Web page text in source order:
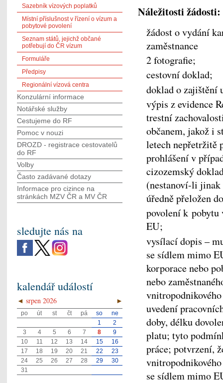
Náležitosti žádosti:
žádost o vydání
zaměstnance
2 fotografie;
cestovní doklad;
doklad o zajištění
výpis z evidence
trestní
občanem, jakož i
letech nepřetržitě
prohlášení v
cizozemský
(nestanoví-li jinak
úředně přeložen
povolení k pobytu
EU;
vysílací dopis –
se sídlem mimo
korporace nebo
nebo
uvedení
doby, délku
platu; tyto
práce; potvrzení,
se sídlem mimo
Sazebník vízových poplatků
Místní příslušnost v řízení o vízum a
pobytové povolení
Seznam států, jejichž občané
potřebují do ČR vízum
Formuláře
Předpisy
Regionální vízová centra
Konzulární informace
Notářské služby
Cestujeme do RF
Pomoc v nouzi
DROZD - registrace cestovatelů
do RF
Volby
Často zadávané dotazy
Informace pro cizince na
stránkách MZV ČR а MV ČR
sledujte nás na
kalendář událostí
◄ ►
srpen 2026
po út st čt pá so
ne
1
2
3
4 5 6 7 8
9
10
11 12 13 14 15
16
17
18 19 20 21 22
23
24
25 26 27 28 29
30
31